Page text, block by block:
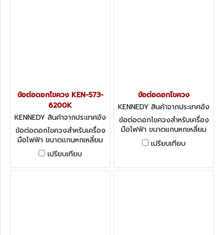
ข้อต่อดอกไขควง KEN-573-
6200K
KENNEDY สินค้าจากประเทศอัง
กฤษ-1
ข้อต่อดอกไขควงสำหรับเครื่อง
มือไฟฟ้า ขนาดแกนหกเหลี่ยม
1/4" KENNEDY Direct Drive
Adaptors for Power Tools -
Quick Release with
เปรียบเทียบ
ข้อต่อดอกไขควง
KENNEDY สินค้าจากประเทศอัง
กฤษ-1
ข้อต่อดอกไขควงสำหรับเครื่อง
มือไฟฟ้า ขนาดแกนหกเหลี่ยม
5/16" KENNEDY Screwdriver
Bits: 5/16" Desoutter Shank
Retainer
เปรียบเทียบ